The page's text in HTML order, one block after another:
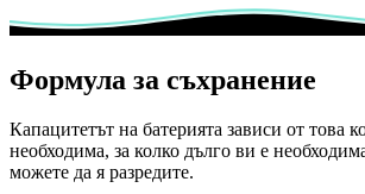
Формула за съхранение
Капацитетът на батерията зависи от това
необходима, за колко дълго ви е
можете да я разредите.